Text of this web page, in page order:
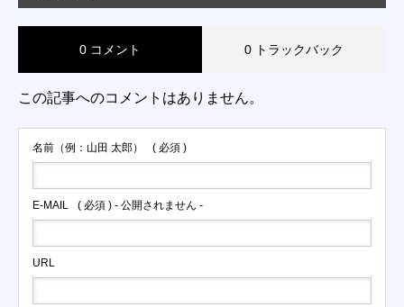
0 コメント 0 トラックバック
この記事へのコメントはありません。
名前（例：山田 太郎） ( 必須 )
E-MAIL ( 必須 ) - 公開されません -
URL